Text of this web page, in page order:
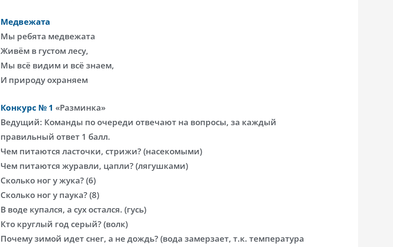
Медвежата
Мы ребята медвежата
Живём в густом лесу,
Мы всё видим и всё знаем,
И природу охраняем
Конкурс № 1 «Разминка»
Ведущий: Команды по очереди отвечают на вопросы, за каждый
правильный ответ 1 балл.
Чем питаются ласточки, стрижи? (насекомыми)
Чем питаются журавли, цапли? (лягушками)
Сколько ног у жука? (6)
Сколько ног у паука? (8)
В воде купался, а сух остался. (гусь)
Кто круглый год серый? (волк)
Почему зимой идет снег, а не дождь? (вода замерзает, т.к. температура